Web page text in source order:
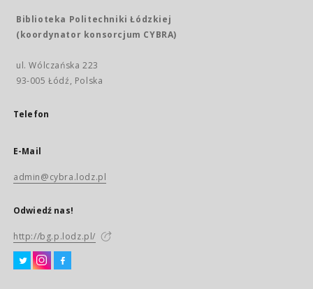
Biblioteka Politechniki Łódzkiej
(koordynator konsorcjum CYBRA)
ul. Wólczańska 223
93-005 Łódź, Polska
Telefon
E-Mail
admin@cybra.lodz.pl
Odwiedź nas!
http://bg.p.lodz.pl/